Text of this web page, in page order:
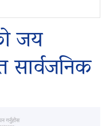
जय
सार्वजनिक